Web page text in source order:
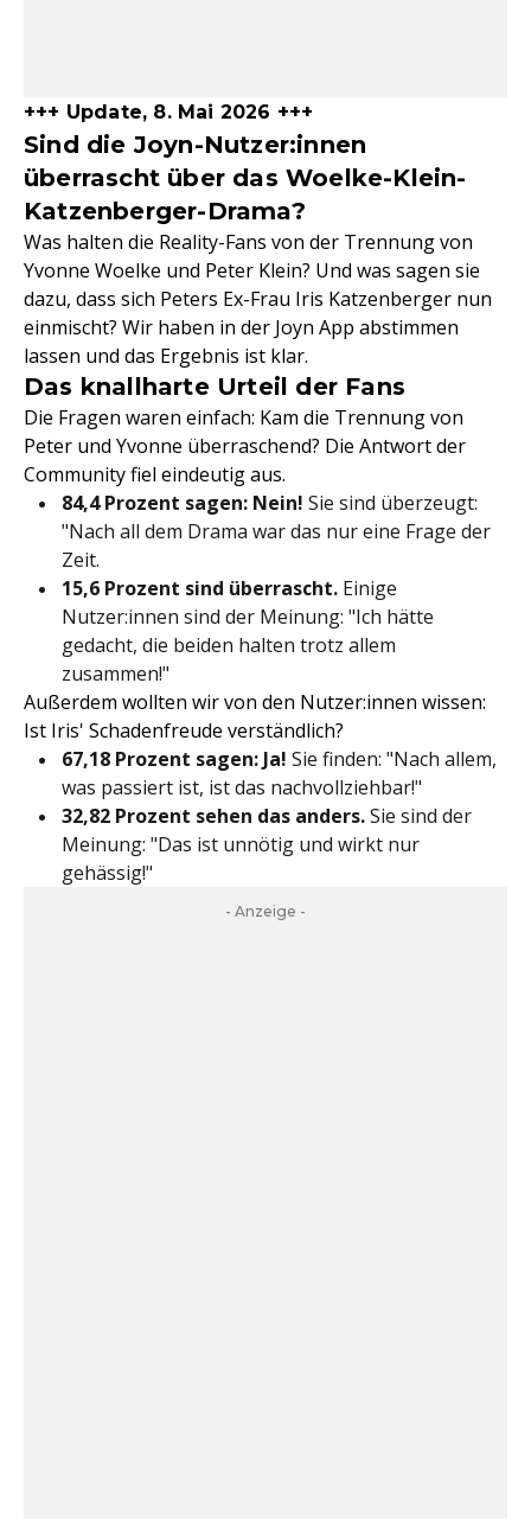
+++ Update, 8. Mai 2026 +++
Sind die Joyn-Nutzer:innen
überrascht über das Woelke-Klein-
Katzenberger-Drama?
Was halten die Reality-Fans von der Trennung von
Yvonne Woelke und Peter Klein? Und was sagen sie
dazu, dass sich Peters Ex-Frau Iris Katzenberger nun
einmischt? Wir haben in der Joyn App abstimmen
lassen und das Ergebnis ist klar.
Das knallharte Urteil der Fans
Die Fragen waren einfach: Kam die Trennung von
Peter und Yvonne überraschend? Die Antwort der
Community fiel eindeutig aus.
84,4 Prozent sagen: Nein! Sie sind überzeugt:
"Nach all dem Drama war das nur eine Frage der
Zeit.
15,6 Prozent sind überrascht. Einige
Nutzer:innen sind der Meinung: "Ich hätte
gedacht, die beiden halten trotz allem
zusammen!"
Außerdem wollten wir von den Nutzer:innen wissen:
Ist Iris' Schadenfreude verständlich?
67,18 Prozent sagen: Ja! Sie finden: "Nach allem,
was passiert ist, ist das nachvollziehbar!"
32,82 Prozent sehen das anders.Sie sind der
Meinung: "Das ist unnötig und wirkt nur
gehässig!"
- Anzeige -